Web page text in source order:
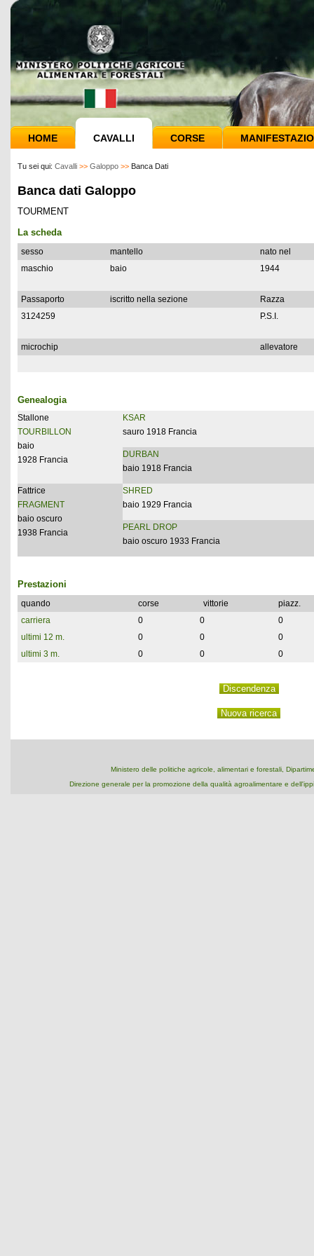
HOME CAVALLI CORSE
Tu sei qui: Cavalli >> Galoppo >> Banca Dati
Banca dati Galoppo
TOURMENT
La scheda
sesso mantello
nato nel
maschio
baio 1944
Passaporto iscritto nella sezione
Razza
3124259
P.S.I.
microchip allevatore
Genealogia
Stallone
TOURBILLON
baio
1928 Francia
KSAR
sauro 1918 Francia
DURBAN
baio 1918 Francia
Fattrice
FRAGMENT
baio oscuro
1938 Francia
SHRED
baio 1929 Francia
PEARL DROP
baio oscuro 1933 Francia
Prestazioni
quando corse vittorie
piazz.
carriera
0 0
0
ultimi 12 m.
0 0
0
ultimi 3 m.
0 0 0
Ministero delle politiche agricole, alimentari e forestali,
Direzione generale per la promozione della qualità agroalimentare e